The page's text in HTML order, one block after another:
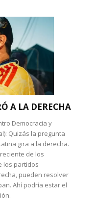
A LA DERECHA
Democracia y
Quizás la pregunta
gira a la derecha.
de los
los partidos
pueden resolver
Ahí podría estar el